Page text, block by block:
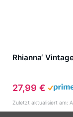
Rhianna‘
27,99 €
Zuletzt aktualisiert am: